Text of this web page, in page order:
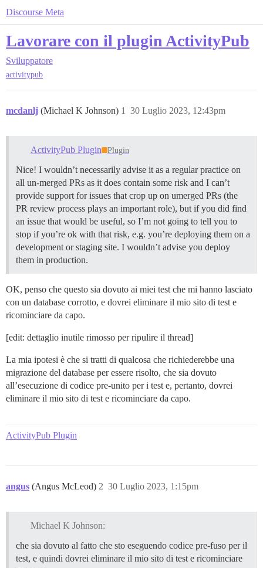
Discourse Meta
Lavorare con il plugin ActivityPub
Sviluppatore
activitypub
mcdanlj (Michael K Johnson) 30 Luglio 2023, 12:43pm
1
ActivityPub Plugin Plugin
Nice! I wouldn’t necessarily advise it as a regular practice on
all un-merged PRs as it does contain some risk and I can’t
provide support for issues that crop up on umerged PRs (the
PR review process plays an important role), but if you did find
an issue that would be useful, so I’m not going to tell you to
stop if you’re ok with that risk, e.g. you’re deploying them on a
development or staging site. I wouldn’t advise you deploy
them in production.
OK, penso che questo sia dovuto ai miei test che mi hanno lasciato
con un database corrotto, e dovrei eliminare il mio sito di test e
ricominciare da capo.
[edit: dettaglio inutile rimosso per ripulire il thread]
La mia ipotesi è che si tratti di qualcosa che richiederebbe una
migrazione del database per essere risolto, che sia dovuto
all’esecuzione di codice pre-unito per i test e, pertanto, dovrei
eliminare il mio sito di test e ricominciare da capo.
ActivityPub Plugin
angus (Angus McLeod) 30 Luglio 2023, 1:15pm
2
Michael K Johnson:
che sia dovuto al fatto che sto eseguendo codice pre-fuso per il
test, e quindi dovrei eliminare il mio sito di test e ricominciare